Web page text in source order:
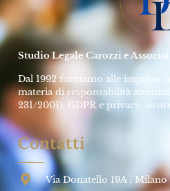
Studio Legale Carozzi e
Dal 1992 forniamo alle imprese
materia di responsabilità
231/2001), GDPR e privacy,
Contatti
Via Donatello 19A , Milano